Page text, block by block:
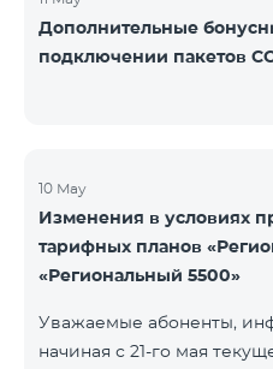
Дополнительные
подключении пакетов
10 May
Изменения в условиях
тарифных планов
«Региональный 5500»
Уважаемые абоненты,
начиная с 21-го мая